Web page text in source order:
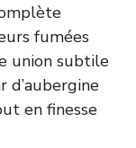
fumées
union subtile
d’aubergine
en finesse